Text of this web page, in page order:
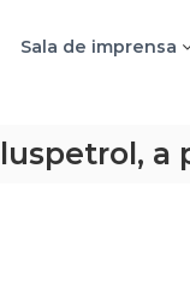
Sala de imprensa